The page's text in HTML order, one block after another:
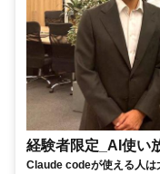
経験者限定_AI使い
Claude codeが使える人は